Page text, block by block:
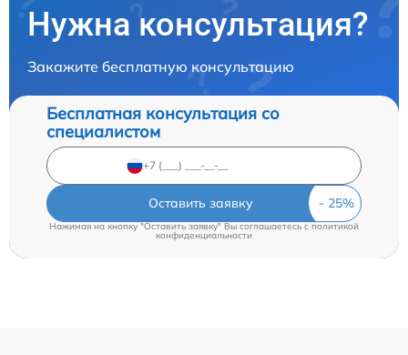
Нужна консультация?
Закажите бесплатную консультацию
Бесплатная консультация со
специалистом
Оставить заявку
Нажимая на кнопку "Оставить заявку" Вы соглашаетесь cполитикой
конфиденциальности